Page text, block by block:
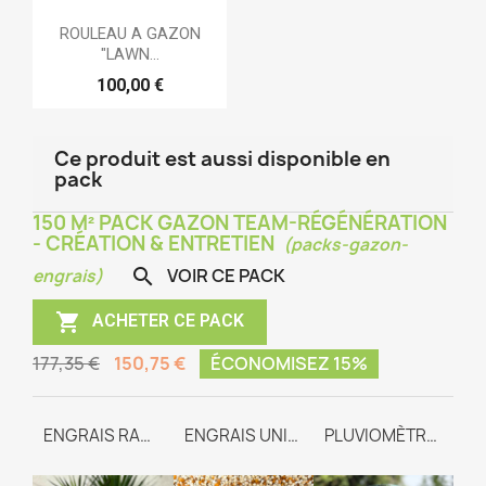
ROULEAU A GAZON
"LAWN...
100,00 €
Ce produit est aussi disponible en
pack
150 M² PACK GAZON TEAM-RÉGÉNÉRATION
- CRÉATION & ENTRETIEN (packs-gazon-
engrais)
 VOIR CE PACK
 ACHETER CE PACK
177,35 € 150,75 € ÉCONOMISEZ 15%
ENGRAIS RACINAIRE ENGRAIS UNIVERSEL TEAM-WAY PLUVIOMÈTRE GRADUÉ